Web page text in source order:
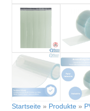
Startseite » Produkte »